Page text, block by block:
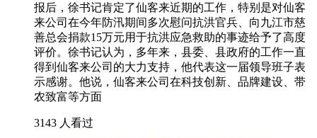
报后，徐书记肯定了仙客来近期的工作，特别是对仙客
来公司在今年防汛期间多次慰问抗洪官兵、向九江市慈
善总会捐款15万元用于抗洪应急救助的事迹给予了高度
评价。徐书记认为，多年来，县委、县政府的工作一直
得到仙客来公司的大力支持，他代表这一届领导班子表
示感谢。他说，仙客来公司在科技创新、品牌建设、带
农致富等方面
3143 人看过